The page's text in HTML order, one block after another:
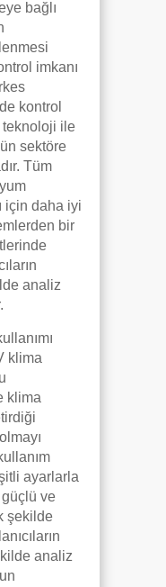
bağlı
imkanı
kontrol
teknoloji ile
sektöre
Tüm
için daha iyi
bir
analiz
klima
klima
ayarlarla
güçlü ve
şekilde
analiz